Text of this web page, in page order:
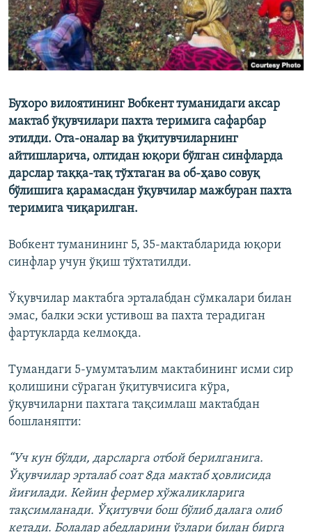
Бухоро вилоятининг Вобкент туманидаги аксар
мактаб ўқувчилари пахта теримига сафарбар
этилди. Ота-оналар ва ўқитувчиларнинг
айтишларича, олтидан юқори бўлган синфларда
дарслар таққа-тақ тўхтаган ва об-ҳаво совуқ
бўлишига қарамасдан ўқувчилар мажбуран пахта
теримига чиқарилган.
Вобкент туманининг 5, 35-мактабларида юқори
синфлар учун ўқиш тўхтатилди.
Ўқувчилар мактабга эрталабдан сўмкалари билан
эмас, балки эски устивош ва пахта терадиган
фартукларда келмоқда.
Тумандаги 5-умумтаълим мактабининг исми сир
қолишини сўраган ўқитувчисига кўра,
ўқувчиларни пахтага тақсимлаш мактабдан
бошланяпти:
“Уч кун бўлди, дарсларга отбой берилганига.
Ўқувчилар эрталаб соат 8да мактаб ҳовлисида
йиғилади. Кейин фермер хўжаликларига
тақсимланади. Ўқитувчи бош бўлиб далага олиб
кетади. Болалар абедларини ўзлари билан бирга